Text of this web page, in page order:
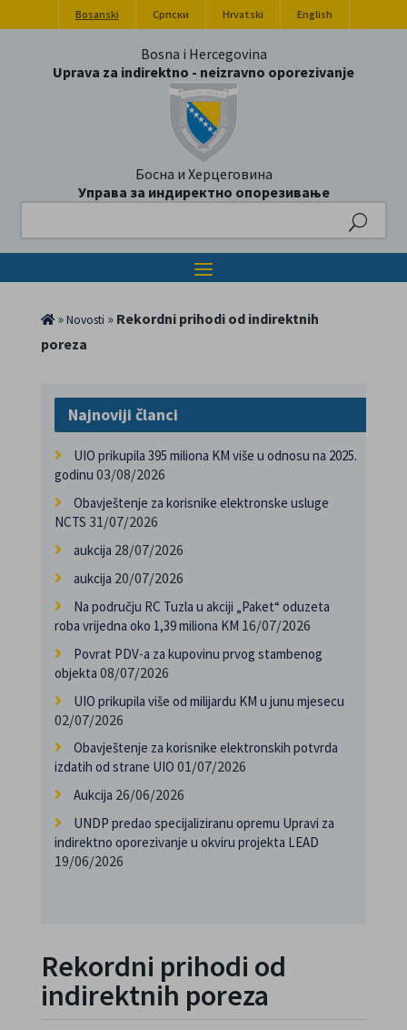
Bosanski Српски Hrvatski English
Bosna i Hercegovina
Uprava za indirektno - neizravno oporezivanje
Босна и Херцеговина
Управа за индиректно опорезивање
»Novosti » Rekordni prihodi od indirektnih
poreza
Najnoviji članci
UIO prikupila 395 miliona KM više u odnosu na 2025.
godinu 03/08/2026
Obavještenje za korisnike elektronske usluge
NCTS 31/07/2026
aukcija 28/07/2026
aukcija 20/07/2026
Na području RC Tuzla u akciji „Paket“ oduzeta
roba vrijedna oko 1,39 miliona KM 16/07/2026
Povrat PDV-a za kupovinu prvog stambenog
objekta 08/07/2026
UIO prikupila više od milijardu KM u junu mjesecu
02/07/2026
Obavještenje za korisnike elektronskih potvrda
izdatih od strane UIO 01/07/2026
Aukcija 26/06/2026
UNDP predao specijaliziranu opremu Upravi za
indirektno oporezivanje u okviru projekta LEAD
19/06/2026
Rekordni prihodi od
indirektnih poreza